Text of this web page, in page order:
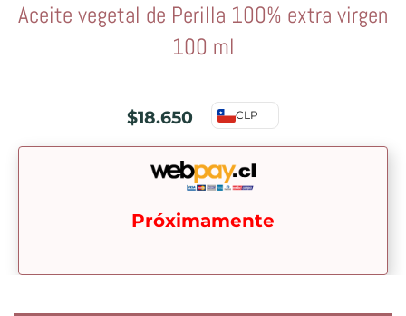
Aceite vegetal de Perilla 100% extra virgen
100 ml
$18.650 CLP
Próximamente